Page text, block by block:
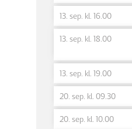
13. sep. kl. 16.00
13. sep. kl. 18.00
13. sep. kl. 19.00
20. sep. kl. 09.30
20. sep. kl. 10.00